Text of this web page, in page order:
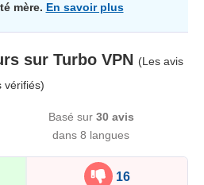
mère. En savoir plus
sur Turbo VPN (Les avis
vérifiés)
Basé sur 30avis
dans 8 langues
16